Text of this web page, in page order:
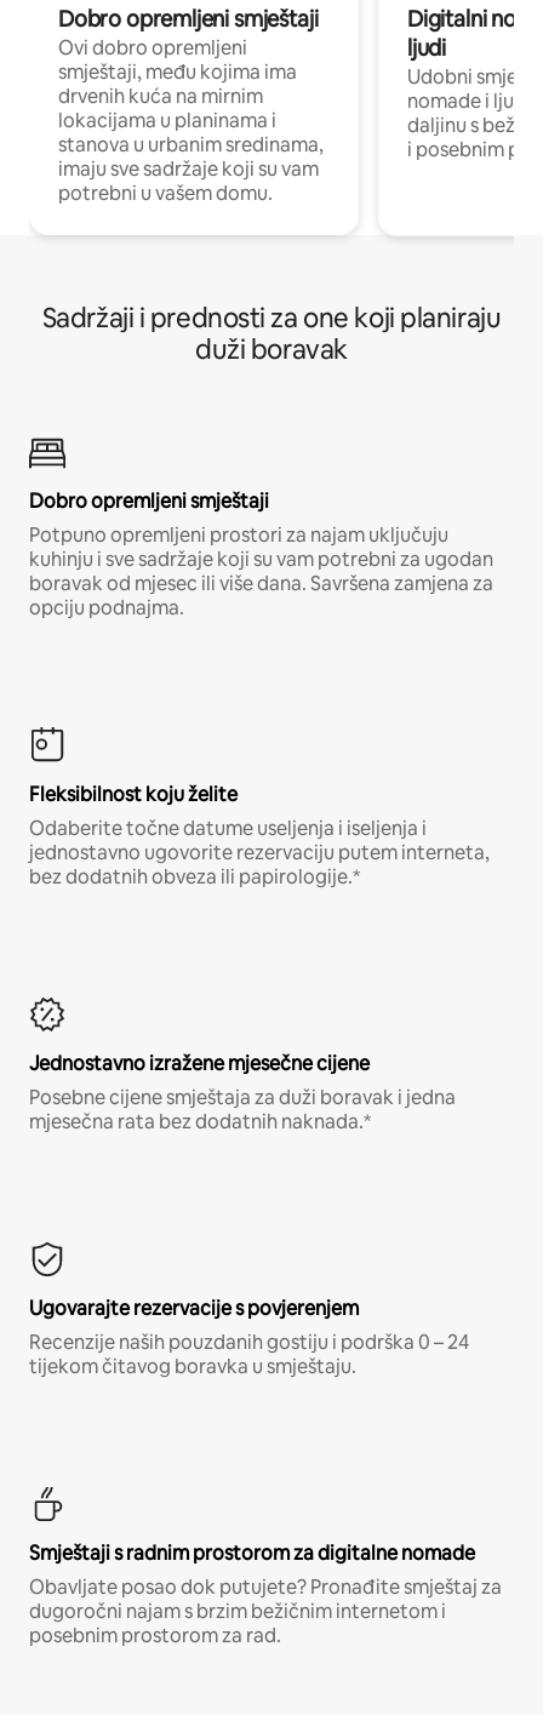
Dobro opremljeni smještaji
Ovi dobro opremljeni
smještaji, među kojima ima
drvenih kuća na mirnim
lokacijama u planinama i
stanova u urbanim sredinama,
imaju sve sadržaje koji su vam
potrebni u vašem domu.
Digitalni
ljudi
Udobni
nomade i ljude
daljinu s
i posebnim
Sadržaji i prednosti za one koji planiraju
duži boravak
Dobro opremljeni smještaji
Potpuno opremljeni prostori za najam uključuju
kuhinju i sve sadržaje koji su vam potrebni za ugodan
boravak od mjesec ili više dana. Savršena zamjena za
opciju podnajma.
Fleksibilnost koju želite
Odaberite točne datume useljenja i iseljenja i
jednostavno ugovorite rezervaciju putem interneta,
bez dodatnih obveza ili papirologije.*
Jednostavno izražene mjesečne cijene
Posebne cijene smještaja za duži boravak i jedna
mjesečna rata bez dodatnih naknada.*
Ugovarajte rezervacije s povjerenjem
Recenzije naših pouzdanih gostiju i podrška 0 – 24
tijekom čitavog boravka u smještaju.
Smještaji s radnim prostorom za digitalne nomade
Obavljate posao dok putujete? Pronađite smještaj za
dugoročni najam s brzim bežičnim internetom i
posebnim prostorom za rad.